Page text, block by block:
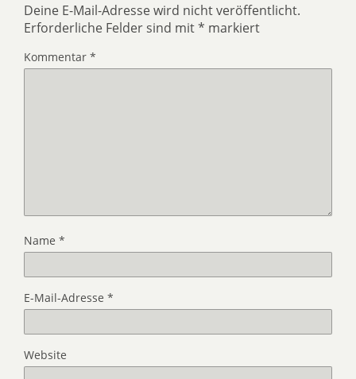
Deine E-Mail-Adresse wird nicht veröffentlicht.
Erforderliche Felder sind mit* markiert
Kommentar *
Name *
E-Mail-Adresse *
Website